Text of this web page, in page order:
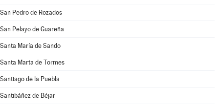
San Pedro de Rozados
San Pelayo de Guareña
Santa María de Sando
Santa Marta de Tormes
Santiago de la Puebla
Santibáñez de Béjar